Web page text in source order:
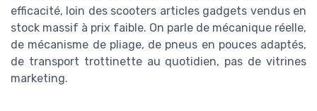
efficacité, loin des scooters articles gadgets vendus en
stock massif à prix faible. On parle de mécanique réelle,
de mécanisme de pliage, de pneus en pouces adaptés,
de transport trottinette au quotidien, pas de vitrines
marketing.